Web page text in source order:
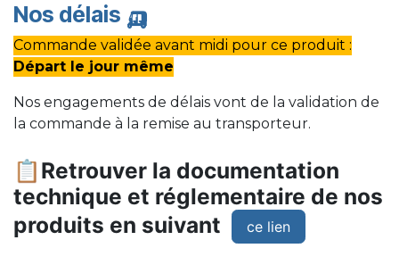
Nos délais 🛺
Commande validée avant midi pour ce produit :
Départ le jour même
Nos engagements de délais vont de la validation de
la commande à la remise au transporteur.
📋Retrouver la documentation
technique et réglementaire de nos
produits en suivant
ce lien